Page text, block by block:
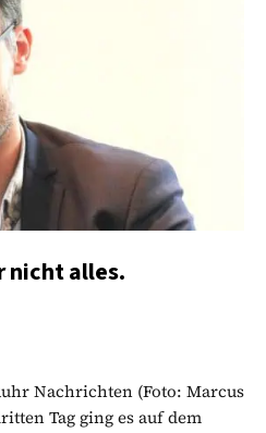
nicht alles.
Nachrichten (Foto: Marcus
Tag ging es auf dem